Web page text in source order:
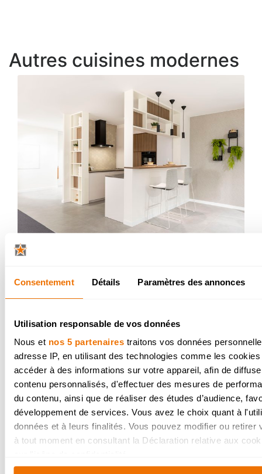
Consentement Détails Paramètres des annonces
Utilisation responsable de vos données
Nous et nos 5 partenairestraitons vos données
adresse IP, en utilisant des technologies comme les
accéder à des informations sur votre appareil, afin de
contenu personnalisés, d'effectuer des mesures de
du contenu, ainsi que de réaliser des études d’audience,
développement de services. Vous avez le choix quant à
données et à leurs finalités. Vous pouvez modifier ou retirer
à tout moment en consultant la Déclaration relative aux
Autres cuisines modernes
Stratifié blanc combiné à
une chaleureuse teinte
noyer